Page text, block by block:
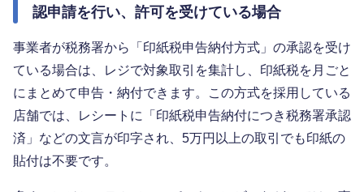
認申請を行い、許可を受けている場合
事業者が税務署から「印紙税申告納付方式」の承認を受け
ている場合は、レジで対象取引を集計し、印紙税を月ごと
にまとめて申告・納付できます。この方式を採用している
店舗では、レシートに「印紙税申告納付につき税務署承認
済」などの文言が印字され、5万円以上の取引でも印紙の
貼付は不要です。